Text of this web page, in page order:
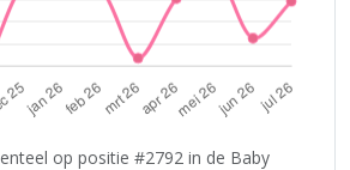
op positie #2792 in de Baby